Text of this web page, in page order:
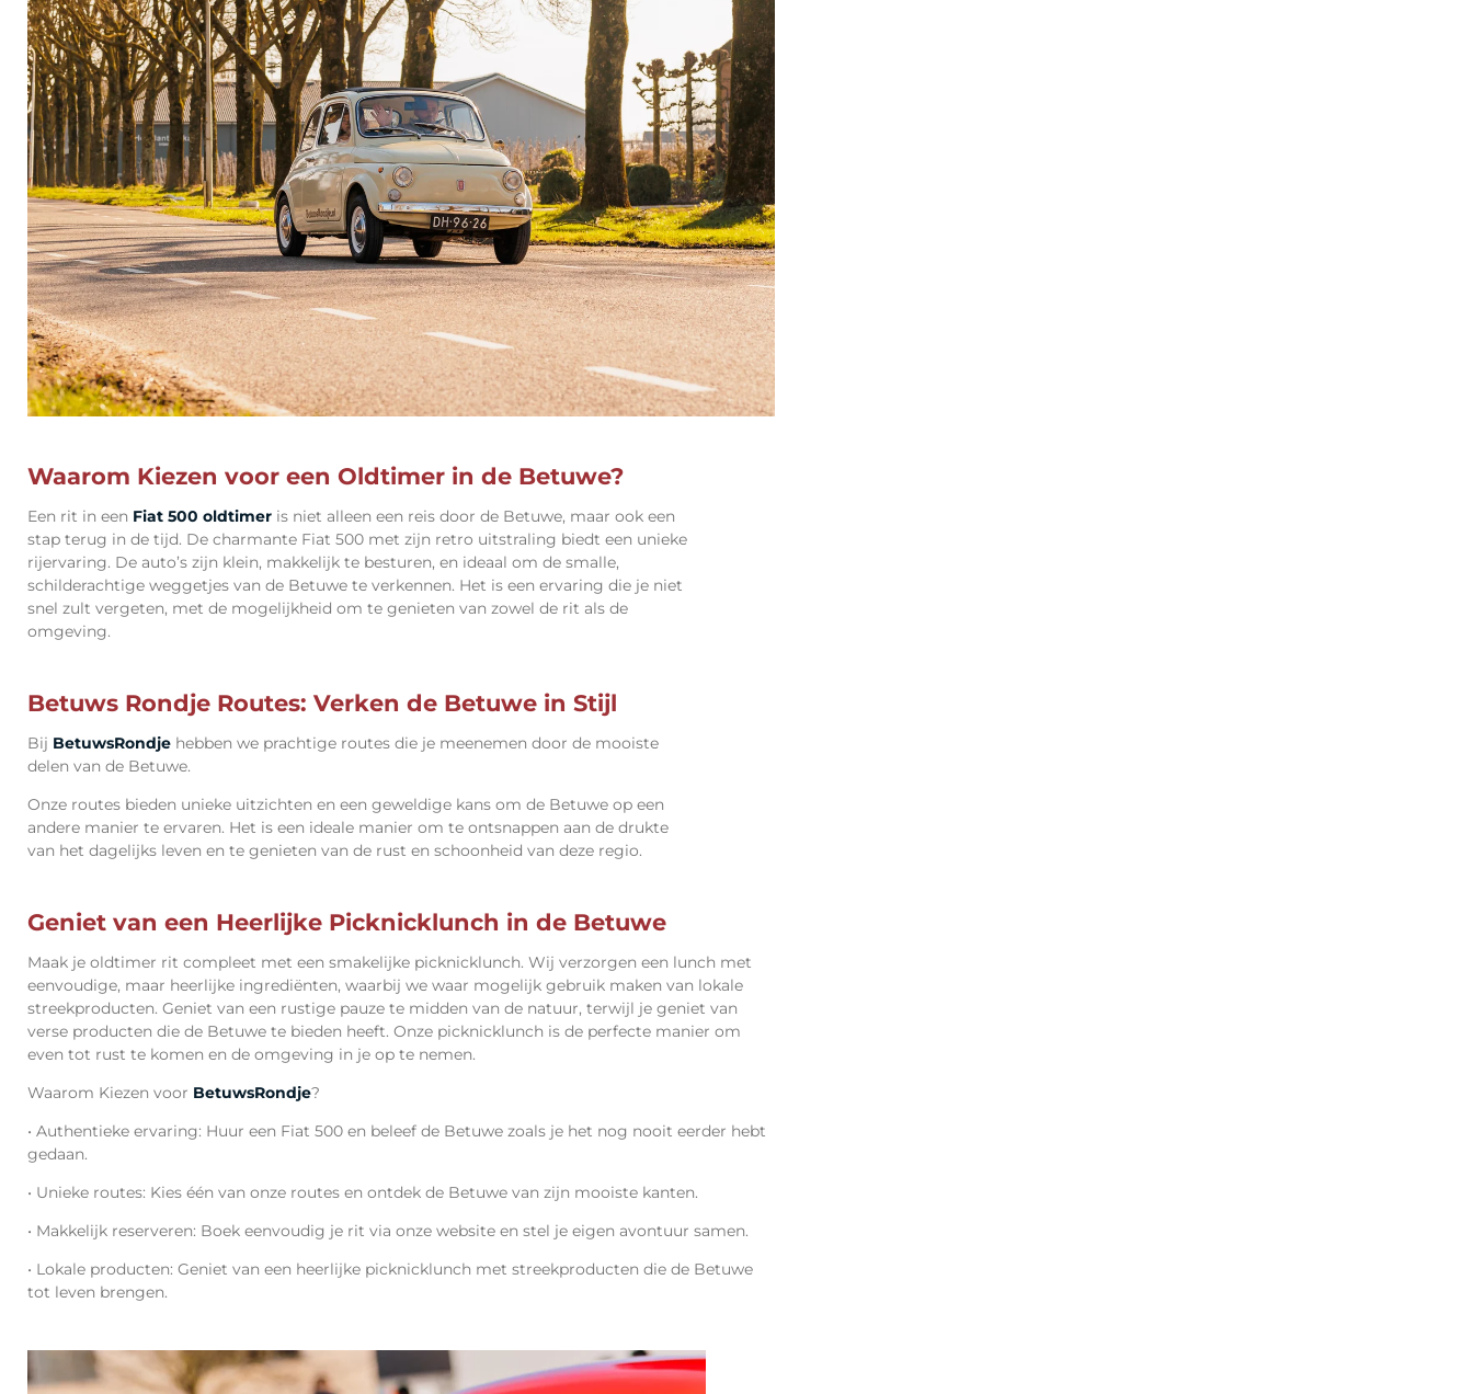
Waarom Kiezen voor een Oldtimer in de Betuwe?
Een rit in een Fiat 500 oldtimer is niet alleen een reis door de Betuwe, maar ook een
stap terug in de tijd. De charmante Fiat 500 met zijn retro uitstraling biedt een unieke
rijervaring. De auto’s zijn klein, makkelijk te besturen, en ideaal om de smalle,
schilderachtige weggetjes van de Betuwe te verkennen. Het is een ervaring die je niet
snel zult vergeten, met de mogelijkheid om te genieten van zowel de rit als de
omgeving.
Betuws Rondje Routes: Verken de Betuwe in Stijl
Bij BetuwsRondje hebben we prachtige routes die je meenemen door de mooiste
delen van de Betuwe.
Onze routes bieden unieke uitzichten en een geweldige kans om de Betuwe op een
andere manier te ervaren. Het is een ideale manier om te ontsnappen aan de drukte
van het dagelijks leven en te genieten van de rust en schoonheid van deze regio.
Geniet van een Heerlijke Picknicklunch in de Betuwe
Maak je oldtimer rit compleet met een smakelijke picknicklunch. Wij verzorgen een lunch met
eenvoudige, maar heerlijke ingrediënten, waarbij we waar mogelijk gebruik maken van lokale
streekproducten. Geniet van een rustige pauze te midden van de natuur, terwijl je geniet van
verse producten die de Betuwe te bieden heeft. Onze picknicklunch is de perfecte manier om
even tot rust te komen en de omgeving in je op te nemen.
Waarom Kiezen voor BetuwsRondje?
• Authentieke ervaring: Huur een Fiat 500 en beleef de Betuwe zoals je het nog nooit eerder hebt
gedaan.
• Unieke routes: Kies één van onze routes en ontdek de Betuwe van zijn mooiste kanten.
• Makkelijk reserveren: Boek eenvoudig je rit via onze website en stel je eigen avontuur samen.
• Lokale producten: Geniet van een heerlijke picknicklunch met streekproducten die de Betuwe
tot leven brengen.